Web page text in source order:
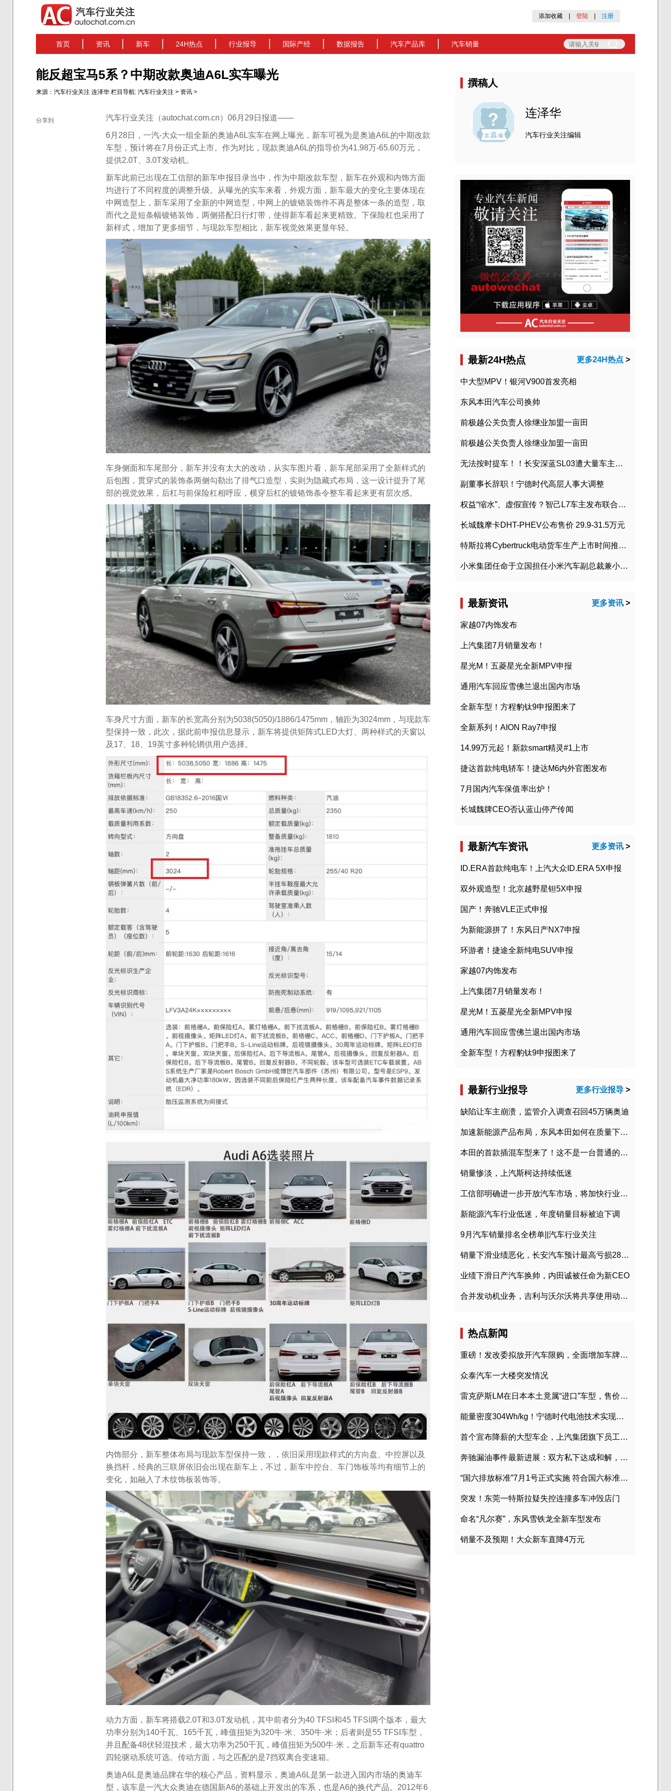
添加收藏 登陆 注册
首页 资讯 新车 24H热点 行业报导 国际产经 数据报告 汽车产品库 汽车销量
能反超宝马5系？中期改款奥迪A6L实车曝光
来源： 汽车行业关注 连泽华 栏目导航: 汽车行业关注 > 资讯 >
分享到 汽车行业关注（autochat.com.cn）06月29日报道——
6月28日，一汽-大众一组全新的奥迪A6L实车在网上曝光，新车可视为是奥迪A6L的中期改款
车型，预计将在7月份正式上市。作为对比，现款奥迪A6L的指导价为41.98万-65.60万元，
提供2.0T、3.0T发动机。
新车此前已出现在工信部的新车申报目录当中，作为中期改款车型，新车在外观和内饰方面
均进行了不同程度的调整升级。从曝光的实车来看，外观方面，新车最大的变化主要体现在
中网造型上，新车采用了全新的中网造型，中网上的镀铬装饰件不再是整体一条的造型，取
而代之是短条幅镀铬装饰，两侧搭配日行灯带，使得新车看起来更精致。下保险杠也采用了
新样式，增加了更多细节，与现款车型相比，新车视觉效果更显年轻。
车身侧面和车尾部分，新车并没有太大的改动，从实车图片看，新车尾部采用了全新样式的
后包围，贯穿式的装饰条两侧勾勒出了排气口造型，实则为隐藏式布局，这一设计提升了尾
部的视觉效果，后杠与前保险杠相呼应，横穿后杠的镀铬饰条令整车看起来更有层次感。
车身尺寸方面，新车的长宽高分别为5038(5050)/1886/1475mm，轴距为3024mm，与现款车
型保持一致，此次，据此前申报信息显示，新车将提供矩阵式LED大灯、两种样式的天窗以
及17、18、19英寸多种轮辋供用户选择。
内饰部分，新车整体布局与现款车型保持一致，，依旧采用现款样式的方向盘、中控屏以及
换挡杆，经典的三联屏依旧会出现在新车上，不过，新车中控台、车门饰板等均有细节上的
变化，如融入了木纹饰板装饰等。
动力方面，新车将搭载2.0T和3.0T发动机，其中前者分为40 TFSI和45 TFSI两个版本，最大
功率分别为140千瓦、165千瓦，峰值扭矩为320牛·米、350牛·米；后者则是55 TFSI车型，
并且配备48伏轻混技术，最大功率为250千瓦，峰值扭矩为500牛·米，之后新车还有quattro
四轮驱动系统可选。传动方面，与之匹配的是7挡双离合变速箱。
奥迪A6L是‍奥迪品牌在华的核心产品，资料显示，奥迪A6L是第一款进入国内市场的奥迪车
型，该车是一汽大众奥迪在德国新A6的基础上开发出的车系，也是A6的换代产品。2012年6
撰稿人
连泽华
汽车行业关注编辑
最新24H热点 更多24H热点 >
中大型MPV！银河V900首发亮相
东风本田汽车公司换帅
前极越公关负责人徐继业加盟一亩田
前极越公关负责人徐继业加盟一亩田
无法按时提车！！长安深蓝SL03遭大量车主投诉
副董事长辞职！宁德时代高层人事大调整
权益“缩水”、虚假宣传？智己L7车主发布联合维权声明
长城魏摩卡DHT-PHEV公布售价 29.9-31.5万元
特斯拉将Cybertruck电动货车生产上市时间推迟到2023年初
小米集团任命于立国担任小米汽车副总裁兼小米汽车北京总部政委
最新资讯 更多资讯 >
家越07内饰发布
上汽集团7月销量发布！
星光M！五菱星光全新MPV申报
通用汽车回应雪佛兰退出国内市场
全新车型！方程豹钛9申报图来了
全新系列！AION Ray7申报
14.99万元起！新款smart精灵#1上市
捷达首款纯电轿车！捷达M6内外官图发布
7月国内汽车保值率出炉！
长城魏牌CEO否认蓝山停产传闻
最新汽车资讯 更多资讯 >
ID.ERA首款纯电车！上汽大众ID.ERA 5X申报
双外观造型！北京越野星钽5X申报
国产！奔驰VLE正式申报
为新能源拼了！东风日产NX7申报
环游者！捷途全新纯电SUV申报
家越07内饰发布
上汽集团7月销量发布！
星光M！五菱星光全新MPV申报
通用汽车回应雪佛兰退出国内市场
全新车型！方程豹钛9申报图来了
最新行业报导 更多行业报导 >
缺陷让车主崩溃，监管介入调查召回45万辆奥迪
加速新能源产品布局，东风本田如何在质量下转型？
本田的首款插混车型来了！这不是一台普通的CR-V
销量惨淡，上汽斯柯达持续低迷
工信部明确进一步开放汽车市场，将加快行业兼并重组
新能源汽车行业低迷，年度销量目标被迫下调
9月汽车销量排名全榜单||汽车行业关注
销量下滑业绩恶化，长安汽车预计最高亏损28亿元
业绩下滑日产汽车换帅，内田诚被任命为新CEO
合并发动机业务，吉利与沃尔沃将共享使用动力总成
热点新闻
重磅！发改委拟放开汽车限购，全面增加车牌指标
众泰汽车一大楼突发情况
雷克萨斯LM在日本本土竟属“进口”车型，售价2580万日元
能量密度304Wh/kg！宁德时代电池技术实现突破
首个宣布降薪的大型车企，上汽集团旗下员工降薪文件曝光
奔驰漏油事件最新进展：双方私下达成和解，工商已介入调查
“国六排放标准”7月1号正式实施 符合国六标准车型目录一览
突发！东莞一特斯拉疑失控连撞多车冲毁店门
命名“凡尔赛”，东风雪铁龙全新车型发布
销量不及预期！大众新车直降4万元